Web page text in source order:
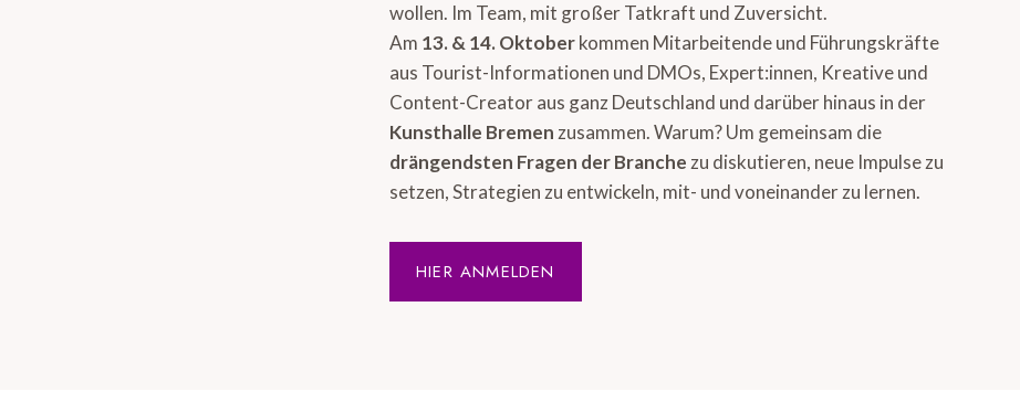
wollen. Im Team, mit großer Tatkraft und Zuversicht.
Am 13. & 14. Oktoberkommen Mitarbeitende und Führungskräfte
aus Tourist-Informationen und DMOs, Expert:innen, Kreative und
Content-Creator aus ganz Deutschland und darüber hinaus in der
Kunsthalle Bremen zusammen. Warum? Um gemeinsam die
drängendsten Fragen der Branche zu diskutieren, neue Impulse zu
setzen, Strategien zu entwickeln, mit- und voneinander zu lernen.
HIER ANMELDEN